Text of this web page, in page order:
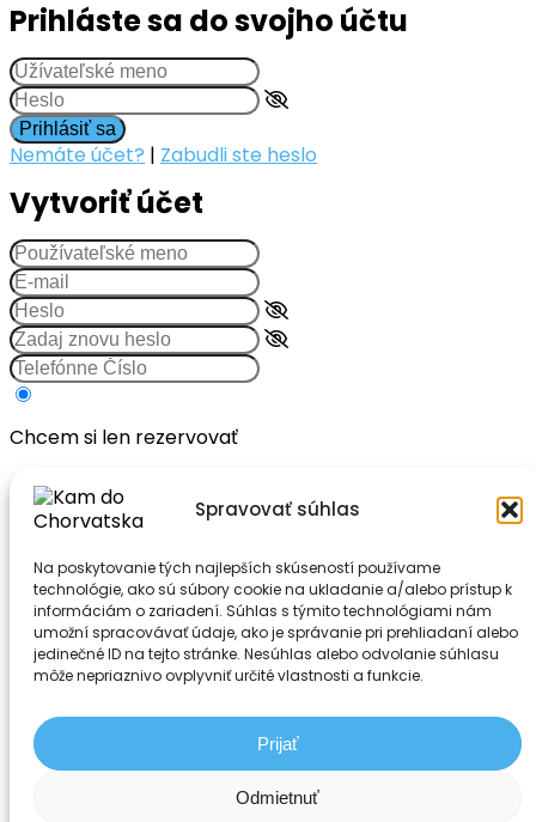
Spravovať súhlas
Na poskytovanie tých najlepších skúseností používame
technológie, ako sú súbory cookie na ukladanie a/alebo prístup k
informáciám o zariadení. Súhlas s týmito technológiami nám
umožní spracovávať údaje, ako je správanie pri prehliadaní alebo
jedinečné ID na tejto stránke. Nesúhlas alebo odvolanie súhlasu
môže nepriaznivo ovplyvniť určité vlastnosti a funkcie.
Prijať
Odmietnuť
Prihláste sa do svojho účtu
Prihlásiť sa
Nemáte účet? | Zabudli ste heslo
Vytvoriť účet
Chcem si len rezervovať
Chcem ponúkať svoje ubytovanie
Vytvoriť účet
Už si členom? Prihlásiť sa!